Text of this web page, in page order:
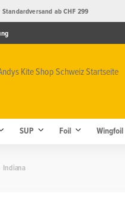
ab CHF 299
SUP Foil Wingfoil
Indiana